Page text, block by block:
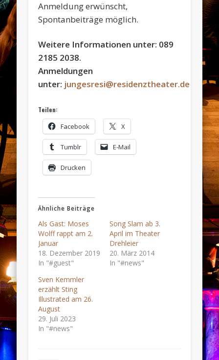
Anmeldung erwünscht,
Spontanbeiträge möglich.
Weitere Informationen unter: 089
2185 2038.
Anmeldungen
unter: jungesresi@residenztheater.de
Teilen:
Facebook X
Tumblr E-Mail
Drucken
Ähnliche Beiträge
Als Gast: Moses
Wolff rappt am 2.
Januar
18. Dezember 2019
In "#guest"
Song Slam ab 3.
April im Theater
Drehleier
20. März 2014
In "#news"
Sven Kemmler
erzählt Sting
Illustrated am 26.
August
29. Juli 2023
In "#news"